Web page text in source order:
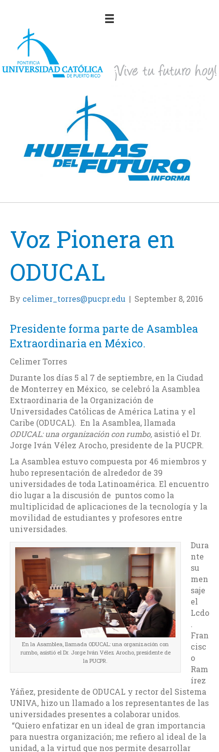
Voz Pionera en
ODUCAL
By celimer_torres@pucpr.edu | September 8, 2016
Presidente forma parte de Asamblea
Extraordinaria en México.
Celimer Torres
Durante los días 5 al 7 de septiembre, en la Ciudad
de Monterrey en México, se celebró la Asamblea
Extraordinaria de la Organización de
Universidades Católicas de América Latina y el
Caribe (ODUCAL). En la Asamblea, llamada
ODUCAL: una organización con rumbo, asistió el Dr.
Jorge Iván Vélez Arocho, presidente de la PUCPR.
La Asamblea estuvo compuesta por 46 miembros y
hubo representación de alrededor de 39
universidades de toda Latinoamérica. El encuentro
dio lugar a la discusión de puntos como la
multiplicidad de aplicaciones de la tecnología y la
movilidad de estudiantes y profesores entre
universidades.
En la Asamblea, llamada ODUCAL: una organización con
rumbo, asistió el Dr. Jorge Iván Vélez Arocho, presidente de
la PUCPR.
Dura
nte
su
men
saje
el
Lcdo
.
Fran
cisc
o
Ram
írez
Yáñez, presidente de ODUCAL y rector del Sistema
UNIVA, hizo un llamado a los representantes de las
universidades presentes a colaborar unidos.
“Quiero enfatizar en un ideal de gran importancia
para nuestra organización; me refiero al ideal de la
unidad, a la virtud que nos permite desarrollar